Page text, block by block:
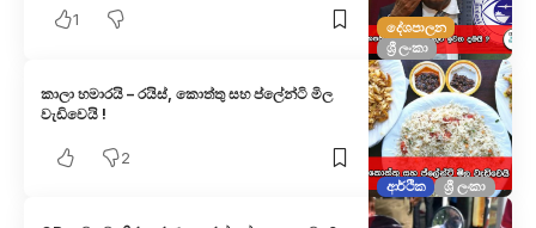
දේශපාලන
ශ්‍රී ලංකා
1
ආර්ථික ශ්‍රී ලංකා
කාලා හමාරයි – රයිස්, කොත්තු සහ ප්ලේන්ටි මිල
වැඩිවෙයි !
2